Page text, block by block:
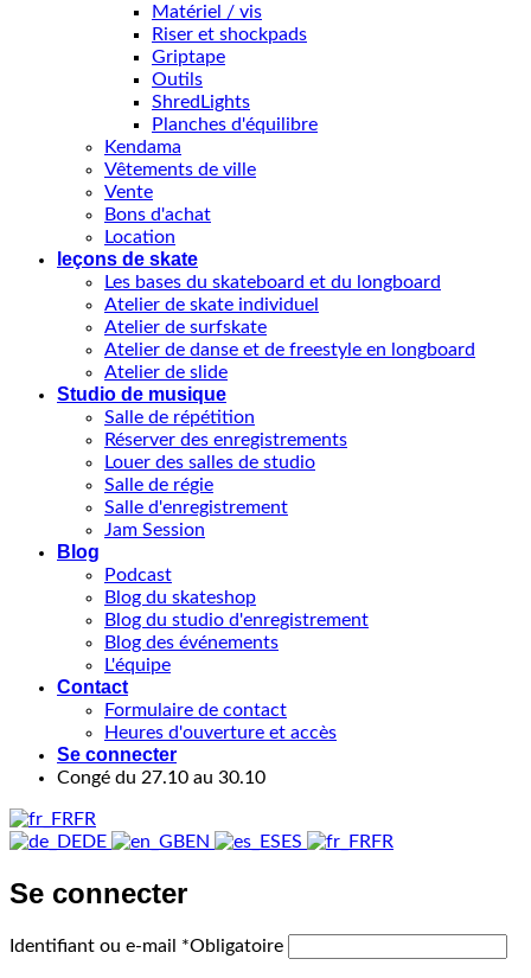
Matériel / vis
Riser et shockpads
Griptape
Outils
ShredLights
Planches d'équilibre
Kendama
Vêtements de ville
Vente
Bons d'achat
Location
leçons de skate
Les bases du skateboard et du longboard
Atelier de skate individuel
Atelier de surfskate
Atelier de danse et de freestyle en longboard
Atelier de slide
Studio de musique
Salle de répétition
Réserver des enregistrements
Louer des salles de studio
Salle de régie
Salle d'enregistrement
Jam Session
Blog
Podcast
Blog du skateshop
Blog du studio d'enregistrement
Blog des événements
L'équipe
Contact
Formulaire de contact
Heures d'ouverture et accès
Se connecter
Congé du 27.10 au 30.10
FR
DE
EN ES FR
Se connecter
Identifiant ou e-mail *Obligatoire